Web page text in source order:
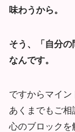
味わうから。
そう、「自分の
なんです。
ですからマイ
あくまでもご
心のブロックを